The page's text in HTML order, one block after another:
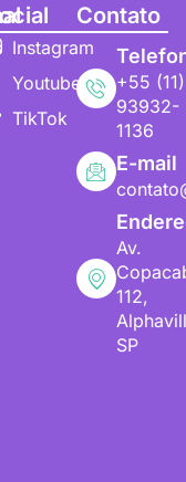
Instagram
Youtube
TikTok
Contato
+55 (11)
93932-
1136
E-mail
Av.
112,
SP